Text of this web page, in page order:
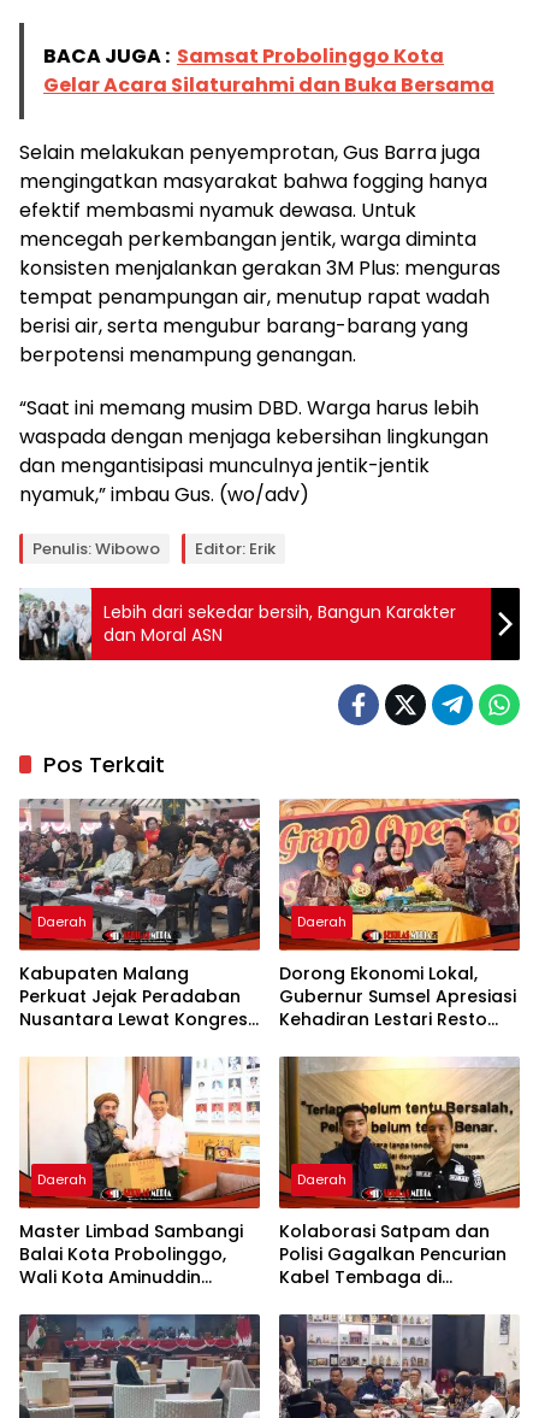
BACA JUGA : Samsat Probolinggo Kota
Gelar Acara Silaturahmi dan Buka Bersama
Selain melakukan penyemprotan, Gus Barra juga
mengingatkan masyarakat bahwa fogging hanya
efektif membasmi nyamuk dewasa. Untuk
mencegah perkembangan jentik, warga diminta
konsisten menjalankan gerakan 3M Plus: menguras
tempat penampungan air, menutup rapat wadah
berisi air, serta mengubur barang-barang yang
berpotensi menampung genangan.
“Saat ini memang musim DBD. Warga harus lebih
waspada dengan menjaga kebersihan lingkungan
dan mengantisipasi munculnya jentik-jentik
nyamuk,” imbau Gus. (wo/adv)
Penulis: Wibowo Editor: Erik
Lebih dari sekedar bersih, Bangun Karakter
dan Moral ASN
Pos Terkait
Daerah
Kabupaten Malang
Perkuat Jejak Peradaban
Nusantara Lewat Kongres
Daerah
Dorong Ekonomi Lokal,
Gubernur Sumsel Apresiasi
Kehadiran Lestari Resto
Opening 50%
Daerah
Master Limbad Sambangi
Balai Kota Probolinggo,
Wali Kota Aminuddin
Silaturahmi
Daerah
Kolaborasi Satpam dan
Polisi Gagalkan Pencurian
Kabel Tembaga di